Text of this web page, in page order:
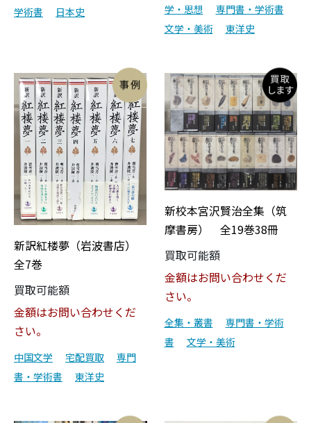
学術書
日本史
学・思想
専門書・学術書
文学・美術
東洋史
新訳紅楼夢（岩波書店）
全7巻
買取可能額
金額はお問い合わせくだ
さい。
中国文学 宅配買取
専門
書・学術書
東洋史
新校本宮沢賢治全集（筑
摩書房） 全19巻38冊
買取可能額
金額はお問い合わせくだ
さい。
全集・叢書
専門書・学術
書
文学・美術